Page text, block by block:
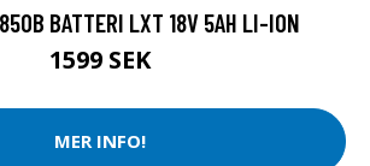
BATTERI LXT 18V 5AH LI-ION
1599 SEK
MER INFO!